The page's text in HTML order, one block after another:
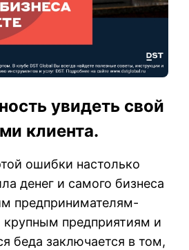
увидеть свой
клиента.
ошибки настолько
денег и самого бизнеса
предпринимателям-
крупным предприятиям и
беда заключается в том,